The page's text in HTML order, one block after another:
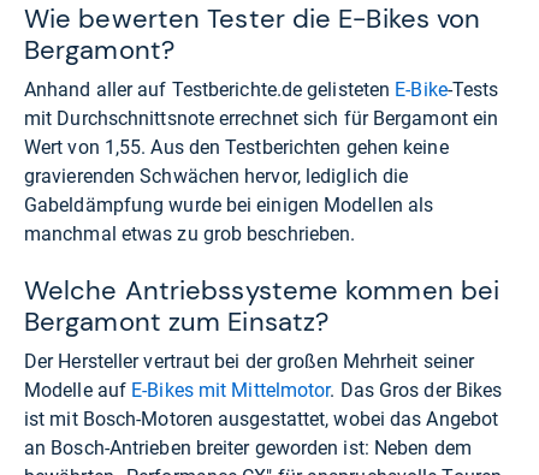
Wie bewerten Tester die E-Bikes von
Bergamont?
Anhand aller auf Testberichte.de gelisteten E-Bike-Tests
mit Durchschnittsnote errechnet sich für Bergamont ein
Wert von 1,55. Aus den Testberichten gehen keine
gravierenden Schwächen hervor, lediglich die
Gabeldämpfung wurde bei einigen Modellen als
manchmal etwas zu grob beschrieben.
Welche Antriebssysteme kommen bei
Bergamont zum Einsatz?
Der Hersteller vertraut bei der großen Mehrheit seiner
Modelle auf E-Bikes mit Mittelmotor. Das Gros der Bikes
ist mit Bosch-Motoren ausgestattet, wobei das Angebot
an Bosch-Antrieben breiter geworden ist: Neben dem